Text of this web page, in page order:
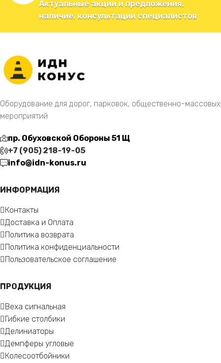
Актуальные акции и предложения,
наличие, консультации специалистов
Оборудование для дорог, парковок, общественно-массовых
мероприятий
пр. Обуховской Обороны 51 Щ
+7 (905) 218-19-05
info@idn-konus.ru
ИНФОРМАЦИЯ
Контакты
Доставка и Оплата
Политика возврата
Политика конфиденциальности
Пользовательское соглашение
ПРОДУКЦИЯ
Веха сигнальная
Гибкие столбики
Делиниаторы
Демпферы угловые
Колесоотбойники